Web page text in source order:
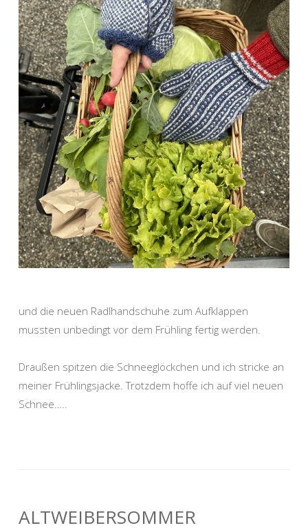
und die neuen Radlhandschuhe zum Aufklappen
mussten unbedingt vor dem Frühling fertig werden.
Draußen spitzen die Schneeglöckchen und ich stricke an
meiner Frühlingsjacke. Trotzdem hoffe ich auf viel neuen
Schnee…..
ALTWEIBERSOMMER